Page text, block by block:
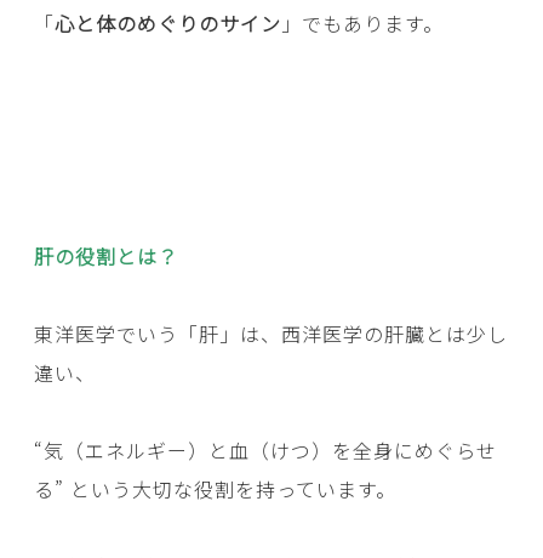
「心と体のめぐりのサイン 」でもあります。
肝の役割とは？
東洋医学でいう「肝」は、西洋医学の肝臓とは少し
違い、
“気（エネルギー）と血（けつ）を全身にめぐらせ
る” という大切な役割を持っています。